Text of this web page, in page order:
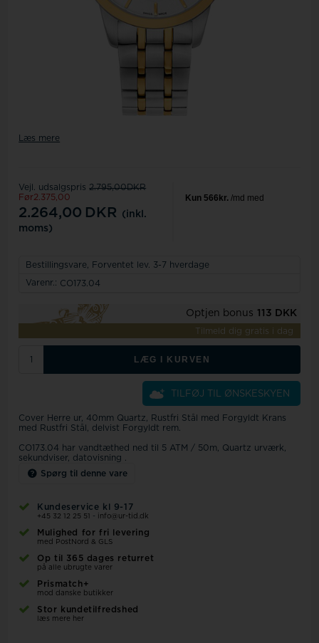
Læs mere
Vejl. udsalgspris 2.795,00DKR
Før2.375,00
2.264,00 DKR
(inkl.
moms)
Bestillingsvare, Forventet lev. 3-7 hverdage
Varenr.: CO173.04
Optjen bonus 113 DKK
Tilmeld dig gratis i dag
LÆG I KURVEN
TILFØJ TIL ØNSKESKYEN
Cover Herre ur, 40mm Quartz, Rustfri Stål med Forgyldt Krans
med Rustfri Stål, delvist Forgyldt rem.
CO173.04 har vandtæthed ned til 5 ATM / 50m, Quartz urværk,
sekundviser, datovisning .
Spørg til denne vare
Kundeservice kl 9-17
+45 32 12 25 51 - info@ur-tid.dk
Mulighed for fri levering
med PostNord & GLS
Op til 365 dages returret
på alle ubrugte varer
Prismatch+
mod danske butikker
Stor kundetilfredshed
læs mere her